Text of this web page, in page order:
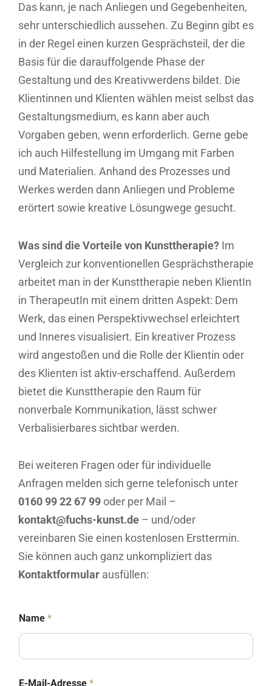
Das kann, je nach Anliegen und Gegebenheiten,
sehr unterschiedlich aussehen. Zu Beginn gibt es
in der Regel einen kurzen Gesprächsteil, der die
Basis für die darauffolgende Phase der
Gestaltung und des Kreativwerdens bildet. Die
Klientinnen und Klienten wählen meist selbst das
Gestaltungsmedium, es kann aber auch
Vorgaben geben, wenn erforderlich. Gerne gebe
ich auch Hilfestellung im Umgang mit Farben
und Materialien. Anhand des Prozesses und
Werkes werden dann Anliegen und Probleme
erörtert sowie kreative Lösungwege gesucht.
Was sind die Vorteile von Kunsttherapie? Im
Vergleich zur konventionellen Gesprächstherapie
arbeitet man in der Kunsttherapie neben KlientIn
in TherapeutIn mit einem dritten Aspekt: Dem
Werk, das einen Perspektivwechsel erleichtert
und Inneres visualisiert. Ein kreativer Prozess
wird angestoßen und die Rolle der Klientin oder
des Klienten ist aktiv-erschaffend. Außerdem
bietet die Kunsttherapie den Raum für
nonverbale Kommunikation, lässt schwer
Verbalisierbares sichtbar werden.
Bei weiteren Fragen oder für individuelle
Anfragen melden sich gerne telefonisch unter
0160 99 22 67 99oder per Mail –
kontakt@fuchs-kunst.de – und/oder
vereinbaren Sie einen kostenlosen Ersttermin.
Sie können auch ganz unkompliziert das
Kontaktformular ausfüllen:
Name *
E-Mail-Adresse *